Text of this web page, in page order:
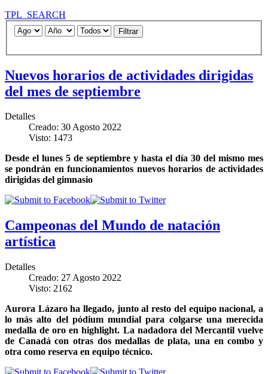
TPL_SEARCH
Filtrar
Nuevos horarios de actividades dirigidas
del mes de septiembre
Detalles
Creado: 30 Agosto 2022
Visto: 1473
Desde el lunes 5 de septiembre y hasta el día 30 del mismo mes
se pondrán en funcionamientos nuevos horarios de actividades
dirigidas del gimnasio
Campeonas del Mundo de natación
artística
Detalles
Creado: 27 Agosto 2022
Visto: 2162
Aurora Lázaro ha llegado, junto al resto del equipo nacional, a
lo más alto del pódium mundial para colgarse una merecida
medalla de oro en highlight. La nadadora del Mercantil vuelve
de Canadá con otras dos medallas de plata, una en combo y
otra como reserva en equipo técnico.